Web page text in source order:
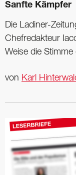
Sanfte Kämpfer
Die Ladiner-
Chefredakteur
Weise die
von Karl